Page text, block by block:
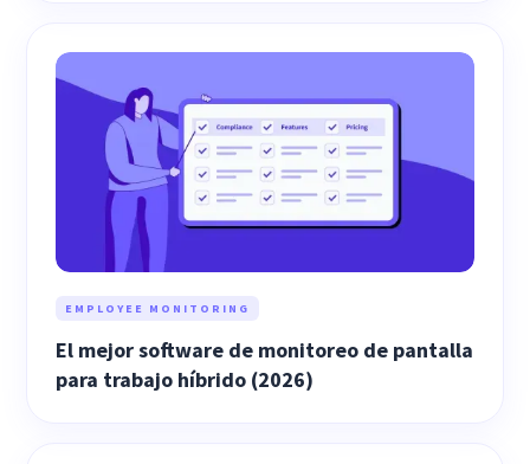
EMPLOYEE MONITORING
El mejor software de monitoreo de pantalla
para trabajo híbrido (2026)